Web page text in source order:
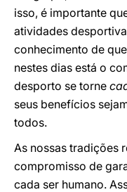
isso, é importante
atividades
conhecimento de
nestes dias está o
desporto se torne
seus benefícios
todos.
As nossas tradições
compromisso de
cada ser humano.